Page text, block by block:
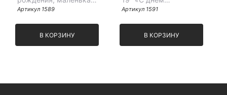
мисс»
Артикул 1589
В КОРЗИНУ
рождения, любовь
Артикул 1591
В КОРЗИНУ